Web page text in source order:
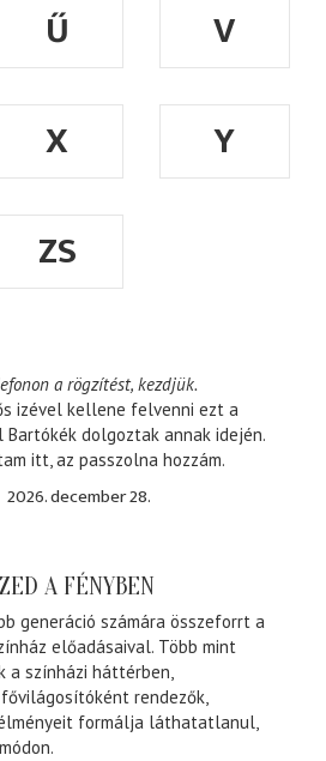
Ű
V
X
Y
ZS
a rögzítést, kezdjük.
izével kellene felvenni ezt a
dolgoztak annak idején.
itt, az passzolna hozzám.
2026. december 28.
A FÉNYBEN
generáció számára összeforrt a
előadásaival. Több mint
a színházi háttérben,
rendezők,
formálja láthatatlanul,